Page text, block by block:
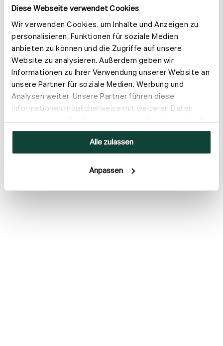
Diese Webseite verwendet Cookies
Wir verwenden Cookies, um Inhalte und Anzeigen zu
personalisieren, Funktionen für soziale Medien
anbieten zu können und die Zugriffe auf unsere
Website zu analysieren. Außerdem geben wir
Informationen zu Ihrer Verwendung unserer Website an
unsere Partner für soziale Medien, Werbung und
Analysen weiter. Unsere Partner führen diese
Informationen möglicherweise mit weiteren Daten
sie im Rahmen Ihrer Nutzung der Dienste gesammelt
Alle zulassen
Anpassen